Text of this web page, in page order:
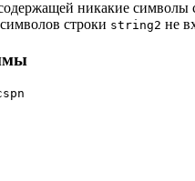
никакие символы
строки string2 не